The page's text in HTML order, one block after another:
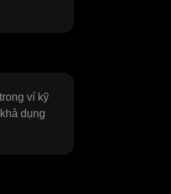
ví kỹ
dụng